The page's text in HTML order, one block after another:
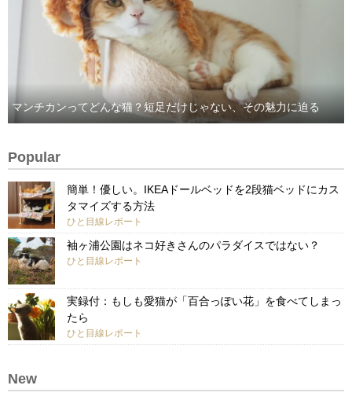
マンチカンってどんな猫？短足だけじゃない、その魅力に迫る
Popular
簡単！優しい。IKEAドールベッドを2段猫ベッドにカス
タマイズする方法
ひと目線レポート
袖ヶ浦公園はネコ好きさんのパラダイスではない？
ひと目線レポート
実録付：もしも愛猫が「百合っぽい花」を食べてしまっ
たら
ひと目線レポート
New